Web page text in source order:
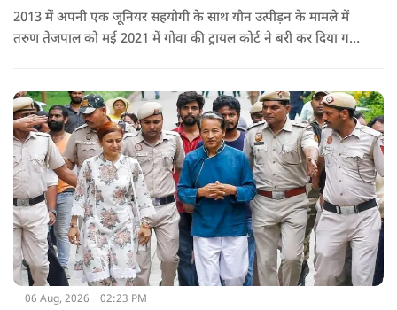
2013 में अपनी एक जूनियर सहयोगी के साथ यौन उत्पीड़न के मामले में
तरुण तेजपाल को मई 2021 में गोवा की ट्रायल कोर्ट ने बरी कर दिया गया
06 Aug, 2026 02:23 PM